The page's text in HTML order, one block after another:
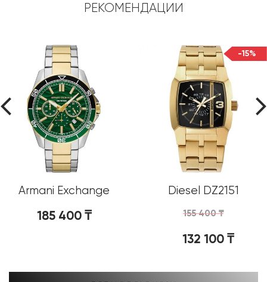
РЕКОМЕНДАЦИИ
Armani Exchange
AX1966
185 400₸
Diesel DZ2151
155 400₸
132 100₸
-15%